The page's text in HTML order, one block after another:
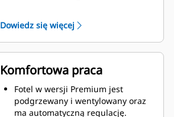
przekłada się na większą
efektywność pracy.
Przemieszczanie się pomiędzy
stanowiskami pracy jest szybsze,
gdyż prędkość jazdy wynosi do 30
km/h (18,6 mili/h).
Koparka może przemieszczać się
szybko i efektywnie niezależnie od
Dowiedz się więcej
Komfortowa praca
Fotel w wersji Premium jest
podgrzewany i wentylowany oraz
ma automatyczną regulację.